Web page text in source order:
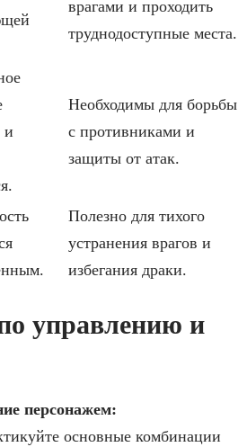
врагами и проходить
труднодоступные места.
и
Необходимы для борьбы
с противниками и
защиты от атак.
Полезно для тихого
устранения врагов и
избегания драки.
управлению и
персонажем:
основные комбинации